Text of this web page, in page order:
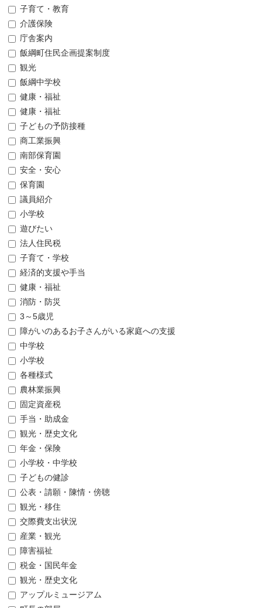
子育て・教育
介護保険
庁舎案内
飯綱町住民企画提案制度
観光
飯綱中学校
健康・福祉
健康・福祉
子どもの予防接種
商工業振興
南部保育園
安全・安心
保育園
議員紹介
小学校
遊びたい
法人住民税
子育て・学校
経済的支援や手当
健康・福祉
消防・防災
3～5歳児
障がいのあるお子さんがいる家庭への支援
中学校
小学校
各種様式
農林業振興
固定資産税
手当・助成金
観光・歴史文化
年金・保険
小学校・中学校
子どもの健診
公表・請願・陳情・傍聴
観光・移住
交際費支出状況
産業・観光
障害福祉
税金・国民年金
観光・歴史文化
アップルミュージアム